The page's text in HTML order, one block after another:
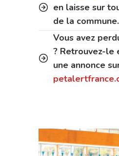
en laisse sur
de la commune.
Vous avez
? Retrouvez-le
une annonce